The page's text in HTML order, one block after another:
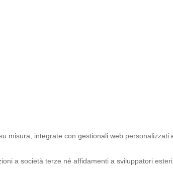
misura, integrate con gestionali web personalizzati
a società terze né affidamenti a sviluppatori